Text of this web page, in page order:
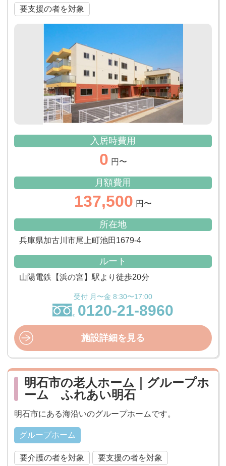
要支援の者を対象
入居時費用
0 円〜
月額費用
137,500 円〜
所在地
兵庫県加古川市尾上町池田1679-4
ルート
山陽電鉄【浜の宮】駅より徒歩20分
受付 月〜金 8:30〜17:00
0120-21-8960
施設詳細を見る
明石市の老人ホーム｜グループホ
ーム ふれあい明石
明石市にある海沿いのグループホームです。
グループホーム
要介護の者を対象
要支援の者を対象